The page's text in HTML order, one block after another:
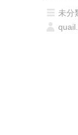
未分